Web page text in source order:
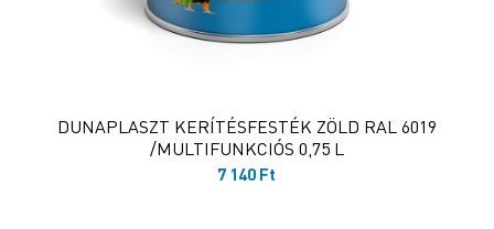
DUNAPLASZT KERÍTÉSFESTÉK ZÖLD RAL 6019
/MULTIFUNKCIÓS 0,75 L
7 140 Ft